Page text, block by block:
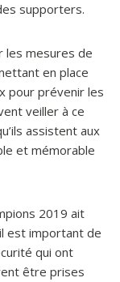
supporters.
les mesures de
en place
pour prévenir les
veiller à ce
assistent aux
et mémorable
2019 ait
est important de
qui ont
être prises